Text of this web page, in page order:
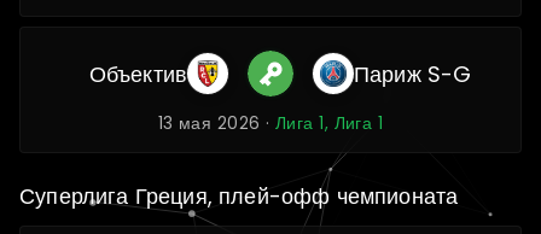
Объектив Париж S-G
13 мая 2026 · Лига 1, Лига 1
Суперлига Греция, плей-офф чемпионата